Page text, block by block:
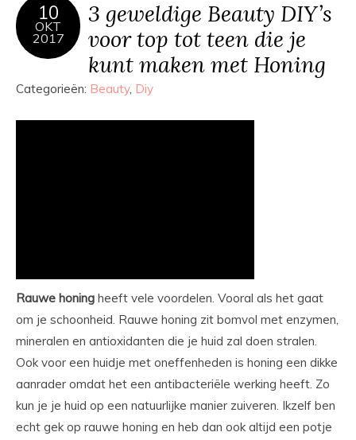
10
OKT
2017
3 geweldige Beauty DIY’s
voor top tot teen die je
kunt maken met Honing
Categorieën: Beauty, Diy
Rauwe honing heeft vele voordelen. Vooral als het gaat
om je schoonheid. Rauwe honing zit bomvol met enzymen,
mineralen en antioxidanten die je huid zal doen stralen.
Ook voor een huidje met oneffenheden is honing een dikke
aanrader omdat het een antibacteriële werking heeft. Zo
kun je je huid op een natuurlijke manier zuiveren. Ikzelf ben
echt gek op rauwe honing en heb dan ook altijd een potje